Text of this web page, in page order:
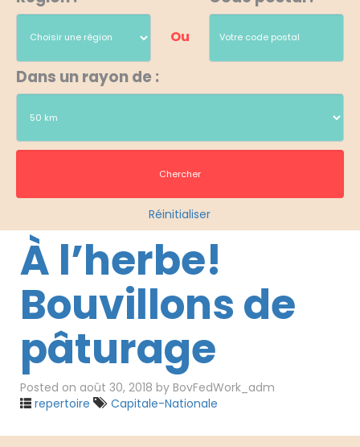
Ou
Dans un rayon de :
Réinitialiser
À l’herbe!
Bouvillons de
pâturage
Posted on août 30, 2018 by BovFedWork_adm
repertoire
Capitale-Nationale